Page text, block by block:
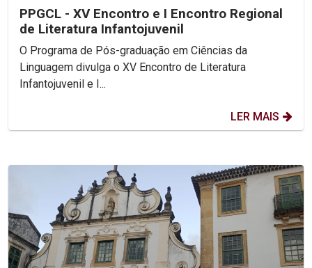
PPGCL - XV Encontro e I Encontro Regional
de Literatura Infantojuvenil
O Programa de Pós-graduação em Ciências da
Linguagem divulga o XV Encontro de Literatura
Infantojuvenil e I...
LER MAIS